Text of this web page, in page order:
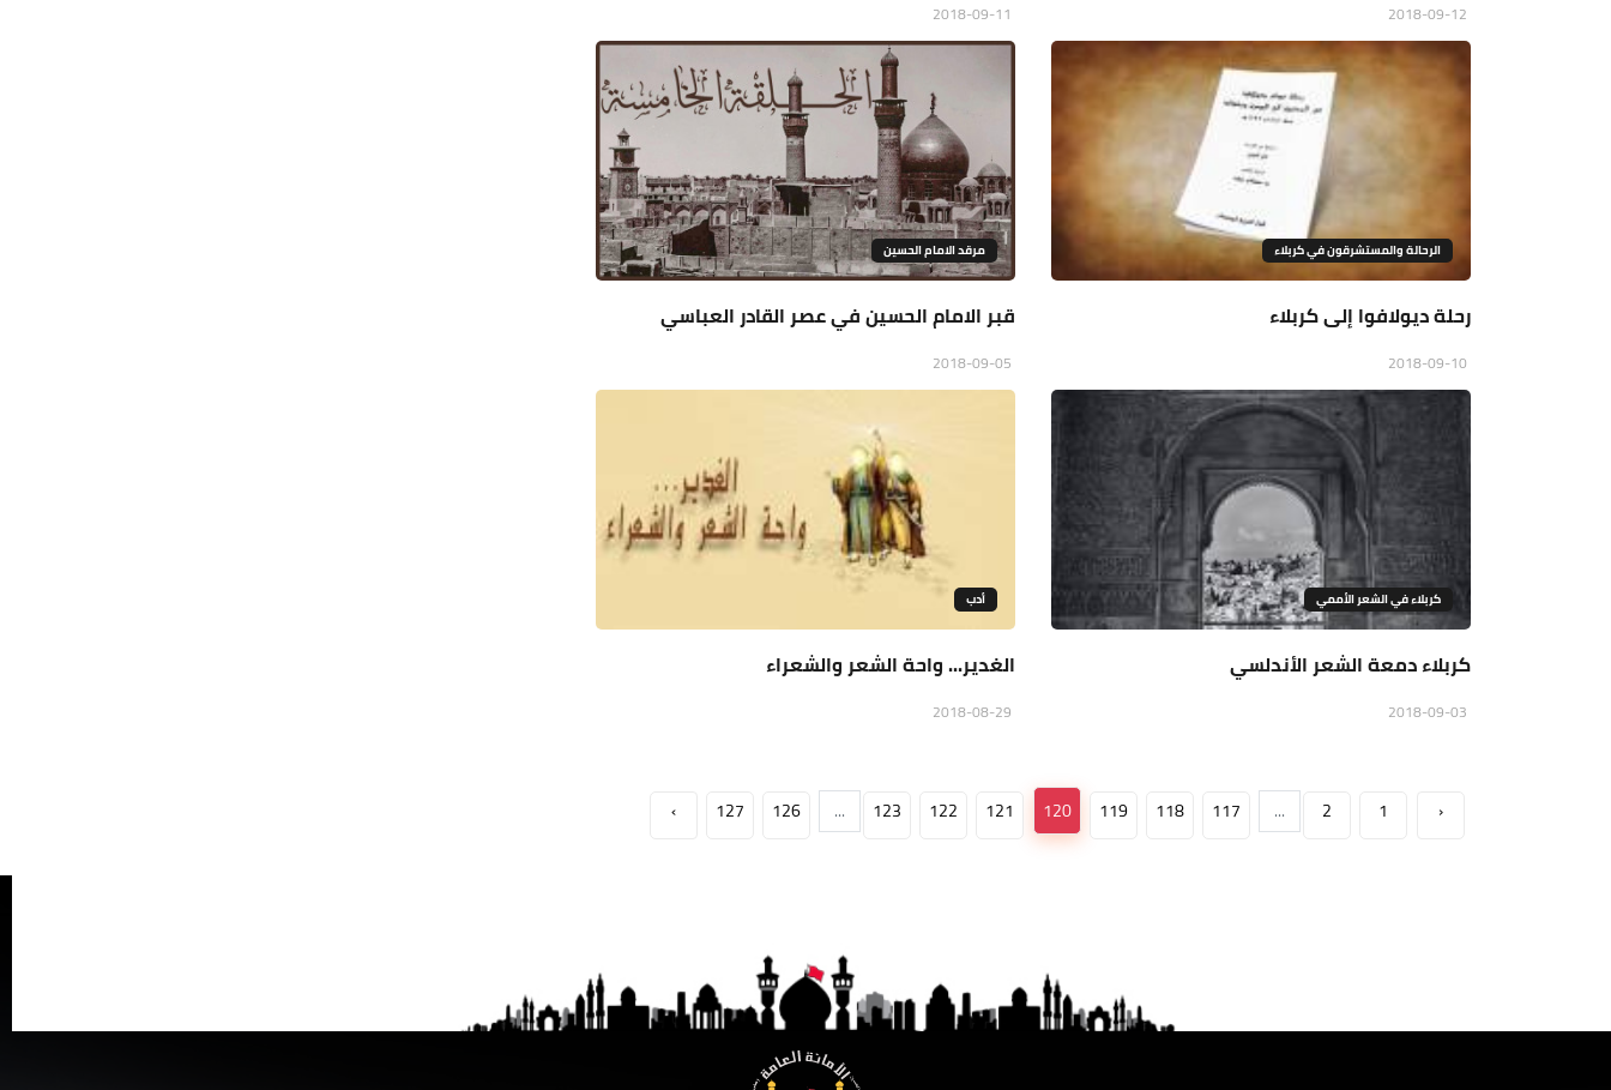
الرحالة والمستشرقون في كربلاء
رحلة ديولافوا إلى كربلاء
مرقد الامام الحسين
قبر الامام الحسين في عصر القادر العباسي
كربلاء في الشعر الأممي
كربلاء دمعة الشعر الأندلسي
أدب
الغدير... واحة الشعر والشعراء
‹
1
2
...
117
118
119
120
121
122
123
...
126
127
›